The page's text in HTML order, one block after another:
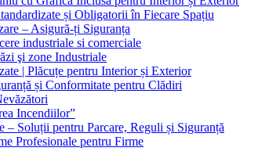
și Obligatorii în Fiecare Spațiu
– Asigură-ți Siguranța
industriale si comerciale
şi zone Industriale
| Plăcuțe pentru Interior și Exterior
și Conformitate pentru Clădiri
Incendiilor”
– Soluții pentru Parcare, Reguli și Siguranță
Profesionale pentru Firme